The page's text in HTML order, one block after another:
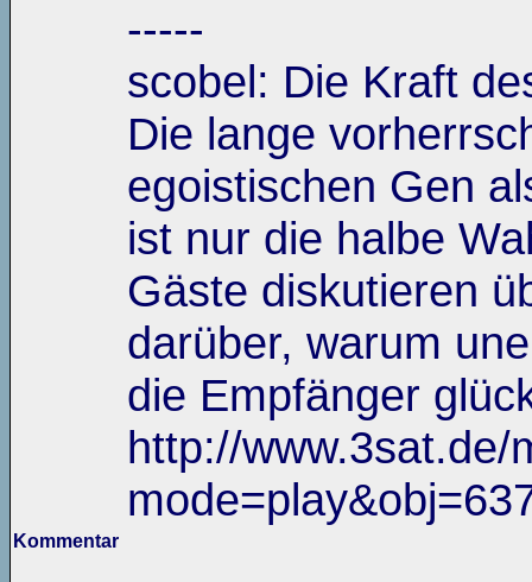
-----
scobel: Die Kraft
Die lange
egoistischen Gen
ist nur die halbe
Gäste diskutieren
darüber, warum
die Empfänger
http://www.3sat.de/
Kommentar